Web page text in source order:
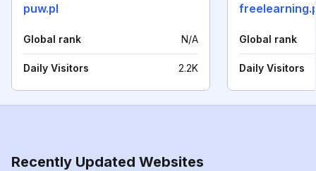
puw.pl
Global rank N/A
Daily Visitors 2.2K
Global rank
Daily Visitors
Recently Updated Websites